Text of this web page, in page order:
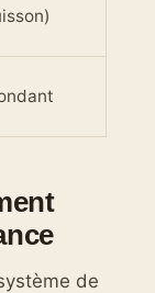
de